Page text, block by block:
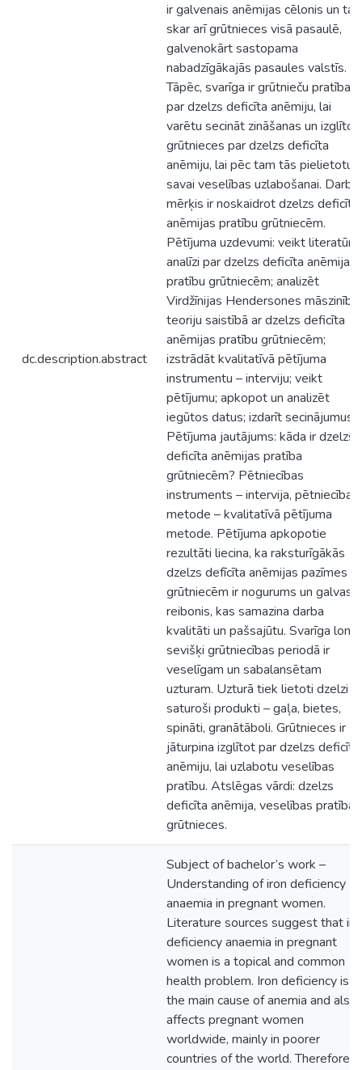
dc.description.abstract
ir galvenais anēmijas cēlonis un tas
skar arī grūtnieces visā pasaulē,
galvenokārt sastopama
nabadzīgākajās pasaules valstīs.
Tāpēc, svarīga ir grūtnieču pratība
par dzelzs deficīta anēmiju, lai
varētu secināt zināšanas un izglītot
grūtnieces par dzelzs deficīta
anēmiju, lai pēc tam tās pielietotu
savai veselības uzlabošanai. Darba
mērķis ir noskaidrot dzelzs deficīta
anēmijas pratību grūtniecēm.
Pētījuma uzdevumi: veikt
analīzi par dzelzs deficīta anēmijas
pratību grūtniecēm; analizēt
Virdžīnijas Hendersones māszinību
teoriju saistībā ar dzelzs deficīta
anēmijas pratību grūtniecēm;
izstrādāt kvalitatīvā pētījuma
instrumentu – interviju; veikt
pētījumu; apkopot un analizēt
iegūtos datus; izdarīt secinājumus.
Pētījuma jautājums: kāda ir dzelzs
deficīta anēmijas pratība
grūtniecēm? Pētniecības
instruments – intervija, pētniecības
metode – kvalitatīvā pētījuma
metode. Pētījuma apkopotie
rezultāti liecina, ka raksturīgākās
dzelzs defīcīta anēmijas pazīmes
grūtniecēm ir nogurums un galvas
reibonis, kas samazina darba
kvalitāti un pašsajūtu. Svarīga
sevišķi grūtniecības periodā ir
veselīgam un sabalansētam
uzturam. Uzturā tiek lietoti dzelzi
saturoši produkti – gaļa, bietes,
spināti, granātāboli. Grūtnieces ir
jāturpina izglītot par dzelzs deficīta
anēmiju, lai uzlabotu veselības
pratību. Atslēgas vārdi: dzelzs
deficīta anēmija, veselības pratība,
grūtnieces.
Subject of bachelor’s work –
Understanding of iron deficiency
anaemia in pregnant women.
Literature sources suggest that
deficiency anaemia in pregnant
women is a topical and common
health problem. Iron deficiency is
the main cause of anemia and also
affects pregnant women
worldwide, mainly in poorer
countries of the world. Therefore, it